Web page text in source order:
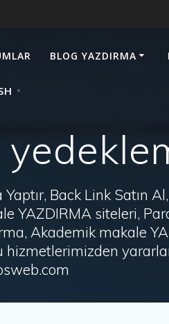
BLOG YAZDIRMA
▼
Back Link Satın
YAZDIRMA siteleri,
Akademik makale